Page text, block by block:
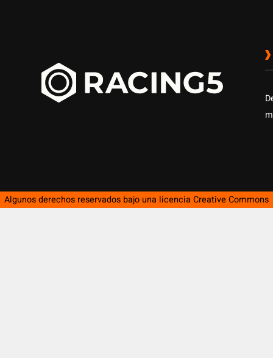
Algunos derechos reservados bajo una licencia Creative Commons